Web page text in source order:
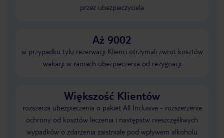
przez ubezpieczyciela
Aż 9002
w przypadku tylu rezerwacji Klienci otrzymali zwrot kosztów
wakacji w ramach ubezpieczenia od rezygnacji
Większość Klientów
rozszerza ubezpieczenia o pakiet All Inclusive - rozszerzenie
ochrony od kosztów leczenia i następstw nieszczęśliwych
wypadków o zdarzenia zaistniałe pod wpływem alkoholu